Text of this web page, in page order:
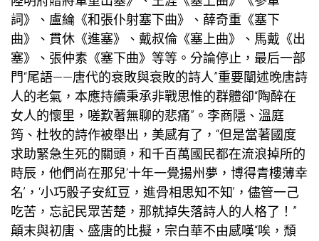
詞》、盧綸《和張仆射塞下曲》、薛奇重《塞下
曲》、貫休《進塞》、戴叔倫《塞上曲》、馬戴《出
塞》、張仲素《塞下曲》等等。分論停止，最后一部
門“尾語——唐代的衰敗與衰敗的詩人”重要闡述晚唐詩
人的老氣，本應持續秉承非戰思惟的群體卻“陶醉在
女人的懷里，嗟歎著無聊的悲痛”。李商隱、溫庭
筠、杜牧的詩作被舉出，美感有了，“但是當著國度
求助緊急生死的關頭，和千百萬國民都在流浪掉所的
時辰，他們尚在那兒‘十年一覺揚州夢，博得青樓薄幸
名’，‘小巧骰子安紅豆，進骨相思知不知’，儘管一己
吃苦，忘記民眾苦楚，那就掉失落詩人的人格了！”
顛末與初唐、盛唐的比擬，宗白華不由感嘆“唉，頹